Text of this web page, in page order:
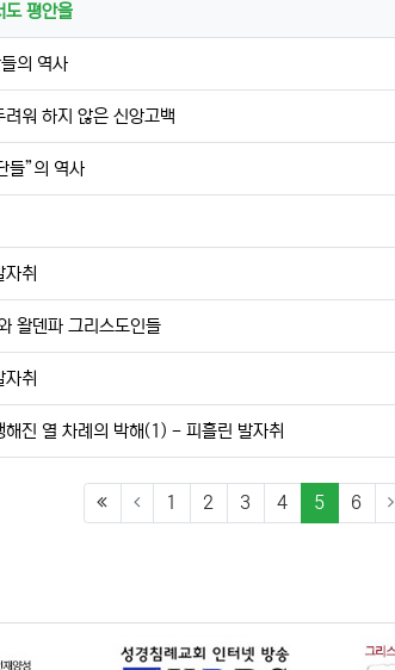
도 평안을
의 역사
려워 하지 않은 신앙고백
들”의 역사
자취
왈덴파 그리스도인들
자취
해진 열 차례의 박해(1) - 피흘린 발자취
1 2 3 4 5(current)
6